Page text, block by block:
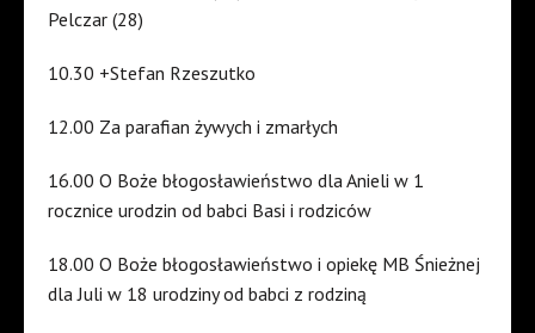
Pelczar (28)
10.30 +Stefan Rzeszutko
12.00 Za parafian żywych i zmarłych
16.00 O Boże błogosławieństwo dla Anieli w 1
rocznice urodzin od babci Basi i rodziców
18.00 O Boże błogosławieństwo i opiekę MB Śnieżnej
dla Juli w 18 urodziny od babci z rodziną